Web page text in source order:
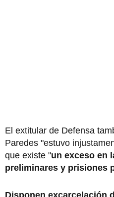
El extitular de Defensa
Paredes "estuvo
que existe "un exceso en
preliminares y prisiones
Disponen excarcelación